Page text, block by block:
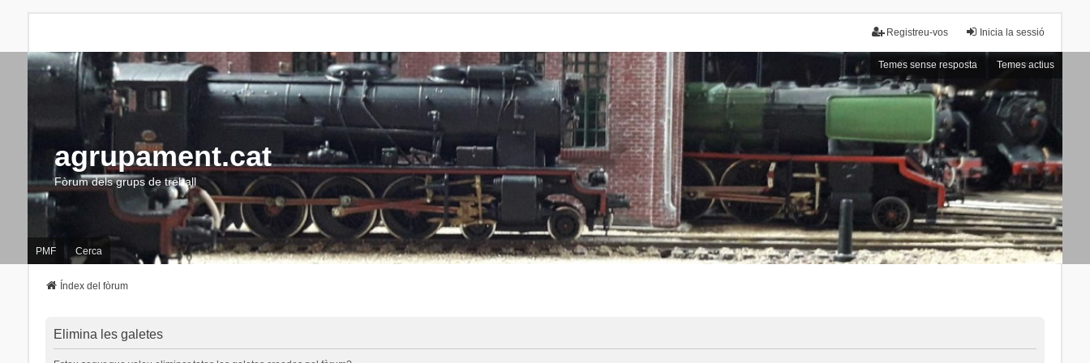
Inicia la sessió
Registreu-vos
Temes sense resposta Temes actius
agrupament.cat
Fòrum dels grups de treball
PMF Cerca
Índex del fòrum
Elimina les galetes